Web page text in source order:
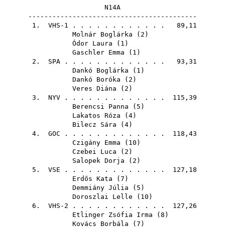
N14A
------------------------------------------
1. VHS-1 . . . . . . . . . . . . 89,11
Molnár Boglárka ( 2 )
Ódor Laura ( 1 )
Gaschler Emma ( 1 )
2. SPA . . . . . . . . . . . . . 93,31
Dankó Boglárka ( 1 )
Dankó Boróka ( 2 )
Veres Diána ( 2 )
3. NYV . . . . . . . . . . . . . 115,39
Berencsi Panna ( 5 )
Lakatos Róza ( 4)
Bilecz Sára ( 4)
4. GOC . . . . . . . . . . . . . 118,43
Czigány Emma ( 10 )
Czebei Luca ( 2 )
Salopek Dorja ( 2 )
5. VSE . . . . . . . . . . . . . 127,18
Erdős Kata ( 7 )
Demmiány Júlia ( 5 )
Doroszlai Lelle ( 10 )
6. VHS-2 . . . . . . . . . . . . 127,26
Etlinger Zsófia Irma ( 8 )
Kovács Borbála ( 7 )